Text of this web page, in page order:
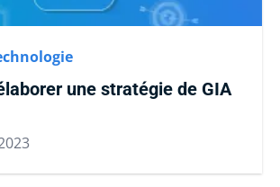
une stratégie de GIA